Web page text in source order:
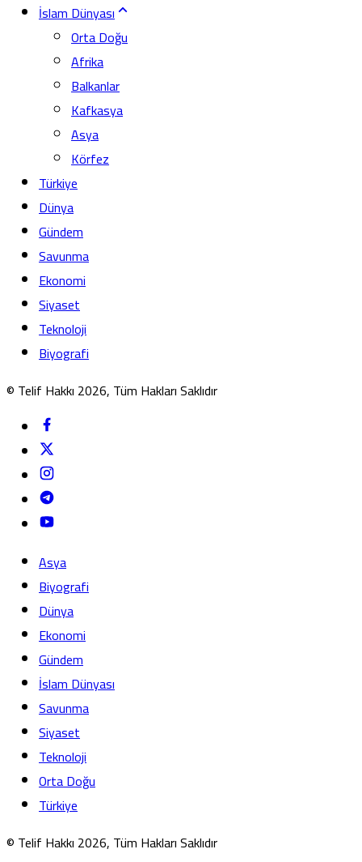
İslam Dünyası
Orta Doğu
Afrika
Balkanlar
Kafkasya
Asya
Körfez
Türkiye
Dünya
Gündem
Savunma
Ekonomi
Siyaset
Teknoloji
Biyografi
© Telif Hakkı 2026, Tüm Hakları Saklıdır
Asya
Biyografi
Dünya
Ekonomi
Gündem
İslam Dünyası
Savunma
Siyaset
Teknoloji
Orta Doğu
Türkiye
© Telif Hakkı 2026, Tüm Hakları Saklıdır